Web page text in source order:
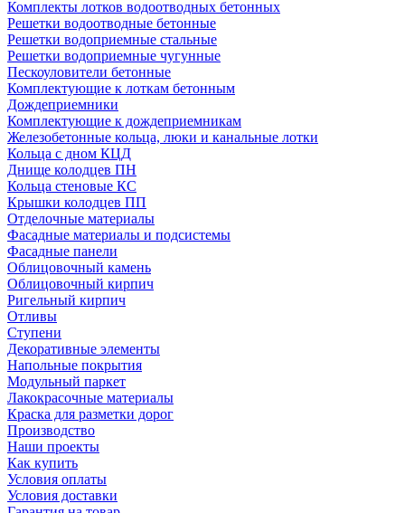
Комплекты лотков водоотводных бетонных
Решетки водоотводные бетонные
Решетки водоприемные стальные
Решетки водоприемные чугунные
Пескоуловители бетонные
Комплектующие к лоткам бетонным
Дождеприемники
Комплектующие к дождеприемникам
Железобетонные кольца, люки и канальные лотки
Кольца с дном КЦД
Днище колодцев ПН
Кольца стеновые КС
Крышки колодцев ПП
Отделочные материалы
Фасадные материалы и подсистемы
Фасадные панели
Облицовочный камень
Облицовочный кирпич
Ригельный кирпич
Отливы
Ступени
Декоративные элементы
Напольные покрытия
Модульный паркет
Лакокрасочные материалы
Краска для разметки дорог
Производство
Наши проекты
Как купить
Условия оплаты
Условия доставки